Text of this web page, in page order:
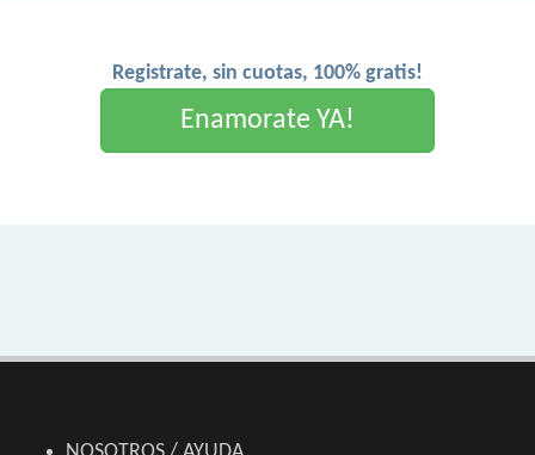
Registrate, sin cuotas, 100% gratis!
Enamorate YA!